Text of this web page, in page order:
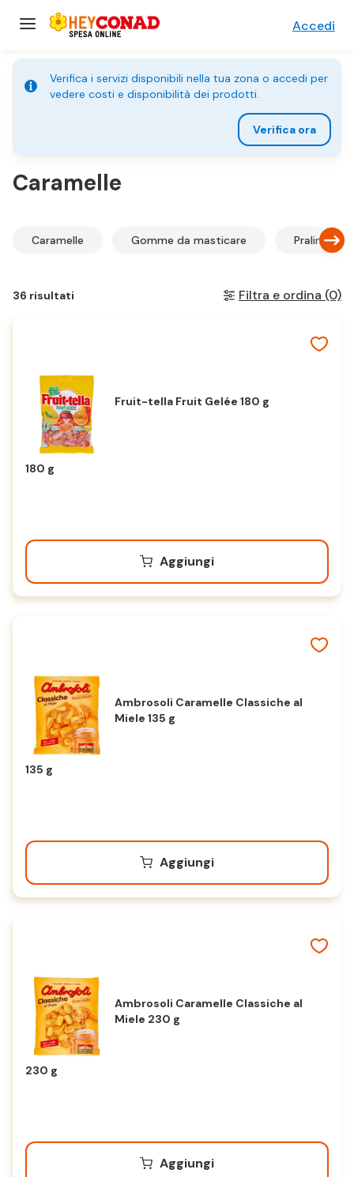
Accedi
Verifica i servizi disponibili nella tua zona o accedi per
vedere costi e disponibilità dei prodotti.
Verifica ora
Caramelle
Caramelle Gomme da masticare Praline e
36 risultati Filtra e ordina (0)
Fruit-tella Fruit Gelée 180 g
180 g
Aggiungi
Ambrosoli Caramelle Classiche al
Miele 135 g
135 g
Aggiungi
Ambrosoli Caramelle Classiche al
Miele 230 g
230 g
Aggiungi